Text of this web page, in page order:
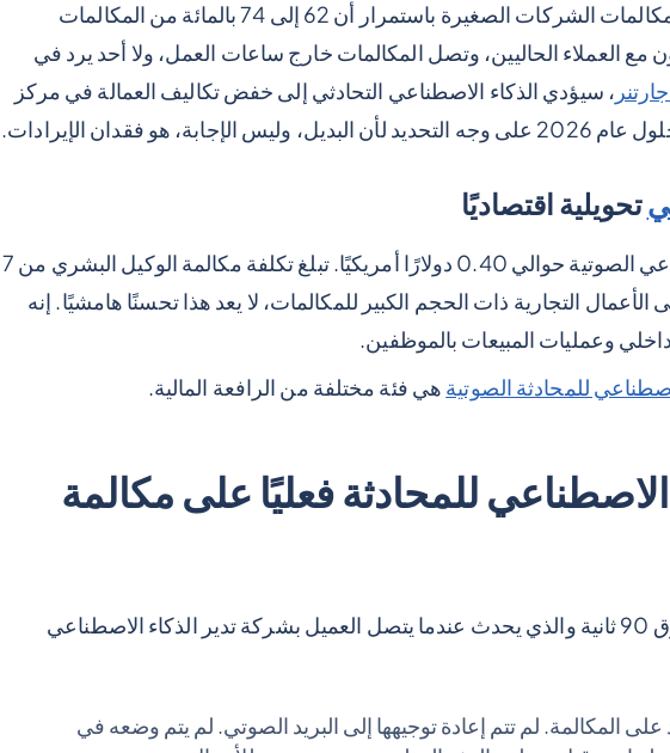
وجدت الأبحاث حول التعامل مع مكالمات الشركات الصغيرة باستمرار أن 62 إلى 74 بالمائة من المكالمات
مع العملاء الحاليين، وتصل المكالمات خارج ساعات العمل، ولا أحد يرد في
، سيؤدي الذكاء الاصطناعي التحادثي إلى خفض تكاليف العمالة في مركز
تحويلية اقتصاديًا
تبلغ تكلفة مكالمة الذكاء الاصطناعي الصوتية حوالي 0.40 دولارًا أمريكيًا. تبلغ تكلفة مكالمة الوكيل البشري من 7
بالنسبة إلى الأعمال التجارية ذات الحجم الكبير للمكالمات، لا يعد هذا تحسنًا هامشيًا. إنه
وعمليات المبيعات بالموظفين.
للمحادثة الصوتية هي فئة مختلفة من الرافعة المالية.
للمحادثة فعليًا على مكالمة
في ما يلي التسلسل الذي يستغرق 90 ثانية والذي يحدث عندما يتصل العميل بشركة تدير الذكاء الاصطناعي
على المكالمة. لم تتم إعادة توجيهها إلى البريد الصوتي. لم يتم وضعه في